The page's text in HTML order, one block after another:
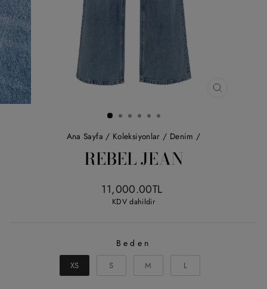
Ana Sayfa / Koleksiyonlar / Denim /
REBEL JEAN
Liste
fiyatı
11,000.00TL
KDV dahildir
Beden
XS S M L